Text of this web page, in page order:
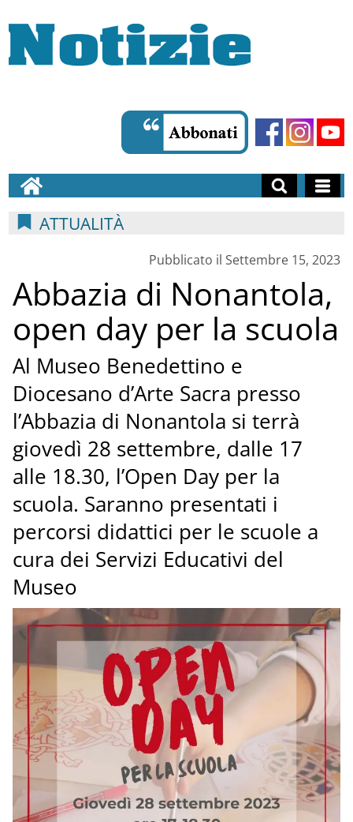
ATTUALITÀ
Pubblicato il Settembre 15, 2023
Abbazia di Nonantola,
open day per la scuola
Al Museo Benedettino e
Diocesano d’Arte Sacra presso
l’Abbazia di Nonantola si terrà
giovedì 28 settembre, dalle 17
alle 18.30, l’Open Day per la
scuola. Saranno presentati i
percorsi didattici per le scuole a
cura dei Servizi Educativi del
Museo